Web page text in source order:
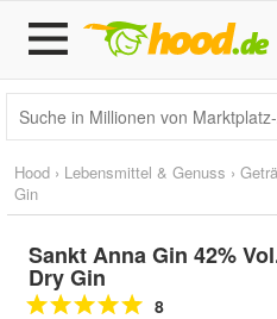
Hood › Lebensmittel & Genuss ›
Gin
Sankt Anna Gin 42%
Dry Gin
8